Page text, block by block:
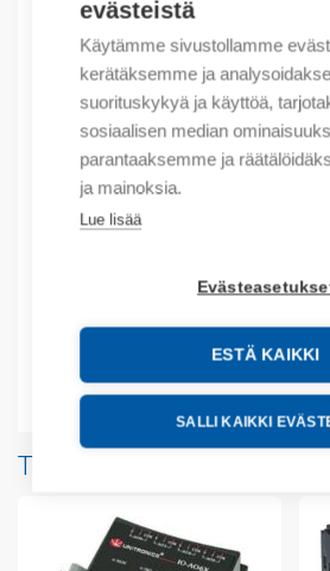
evästeistä
Käytämme sivustollamme
kerätäksemme ja
suorituskykyä ja käyttöä,
sosiaalisen median
parantaaksemme ja
ja mainoksia.
Lue lisää
ESTÄ KAIKKI
SALLI KAIKKI
Tuotekoodit
Tilauskoodi: UIDW1616R
Product order number: UIDW1616R
Valmistajan tuotenumero: UID-
Tuotteen tullikoodi: 85176200
Lisätiedot
Liitteet
Tuotteita samalta